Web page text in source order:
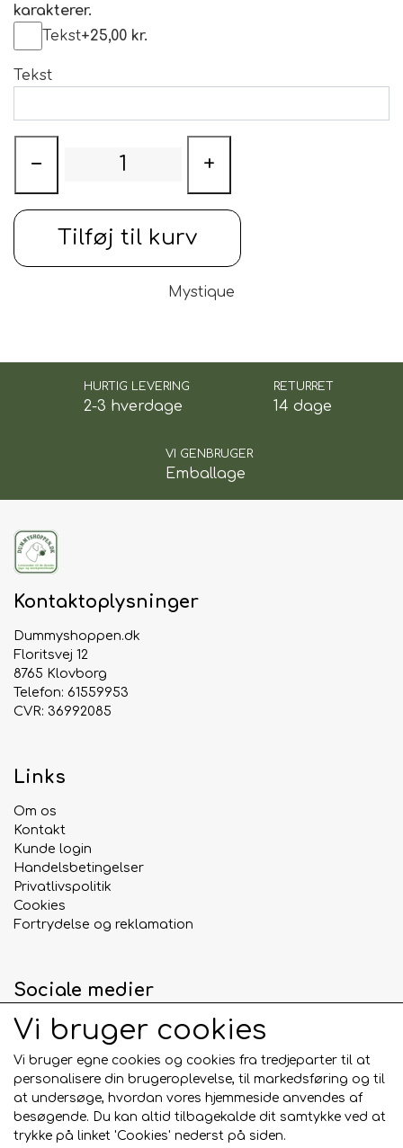
karakterer.
Tekst+25,00 kr.
Tekst
− +
Tilføj til kurv
Mystique
HURTIG LEVERING
2-3 hverdage
RETURRET
14 dage
VI GENBRUGER
Emballage
Kontaktoplysninger
Dummyshoppen.dk
Floritsvej 12
8765 Klovborg
Telefon: 61559953
CVR: 36992085
Links
Om os
Kontakt
Kunde login
Handelsbetingelser
Privatlivspolitik
Cookies
Fortrydelse og reklamation
Sociale medier
Betalingskort
Vi bruger cookies
Vi bruger egne cookies og cookies fra tredjeparter til at
personalisere din brugeroplevelse, til markedsføring og til
at undersøge, hvordan vores hjemmeside anvendes af
besøgende. Du kan altid tilbagekalde dit samtykke ved at
trykke på linket 'Cookies' nederst på siden.